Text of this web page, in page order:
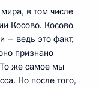
в том числе
Косово. Косово
– ведь это факт,
признано
То же самое мы
Но после того,